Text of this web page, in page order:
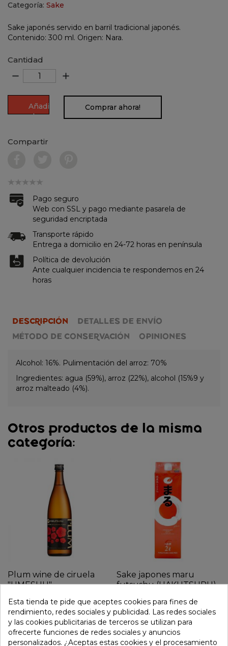
Categoría: Sake
Sake japonés servido en barril tradicional japonés.
Contenido: 300 ml. Origen: Nara.
Cantidad
remove add
Añadir
al
Comprar ahora!
Compartir
Pago seguro
Web con SSL y pago mediante pasarela de
seguridad encriptada
Transporte rápido
Entrega a domicilio en 24-72 horas en península
Política de devolución
Ante cualquier incidencia te respondemos en 24
horas
DESCRIPCIÓN
DETALLES DE ENVÍO
MÉTODO DE CONSERVACIÓN
OPINIONES
Alcohol: 16%. Pulimentación del arroz: 70%
Ingredientes: agua (59%), arroz (22%), alcohol (15%9 y
arroz malteado (4%).
Otros productos de la misma
categoría:
Plum wine de ciruela
"UMESHU"
(Alc.12,5%)
12,66 €
Sake japones maru
futsushu (HAKUTSURU)
12,95 €
Esta tienda te pide que aceptes cookies para fines de
rendimiento, redes sociales y publicidad. Las redes sociales
y las cookies publicitarias de terceros se utilizan para
ofrecerte funciones de redes sociales y anuncios
personalizados. ¿Aceptas estas cookies y el procesamiento